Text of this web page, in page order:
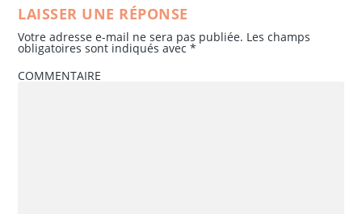
LAISSER UNE RÉPONSE
Votre adresse e-mail ne sera pas publiée. Les champs
obligatoires sont indiqués avec*
COMMENTAIRE